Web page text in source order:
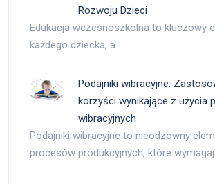
Rozwoju Dzieci
Edukacja wczesnoszkolna to kluczowy
każdego dziecka, a …
Podajniki wibracyjne:
korzyści wynikające z użycia
wibracyjnych
Podajniki wibracyjne to nieodzowny
procesów produkcyjnych, które